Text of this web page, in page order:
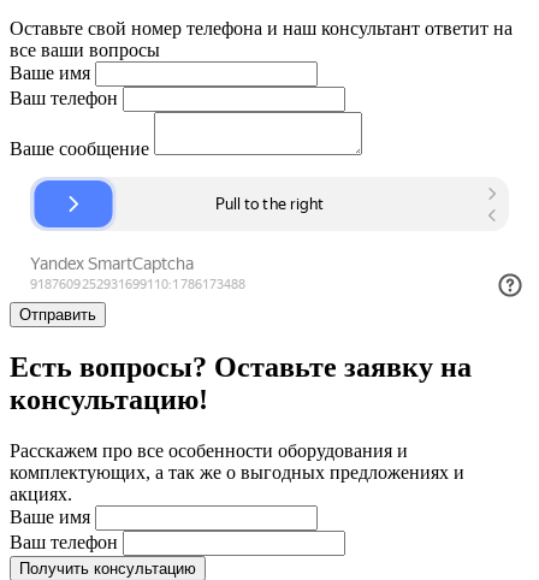
Оставьте свой номер телефона и наш консультант ответит на
все ваши вопросы
Ваше имя
Ваш телефон
Ваше сообщение
Отправить
Есть вопросы? Оставьте заявку на
консультацию!
Расскажем про все особенности оборудования и
комплектующих, а так же о выгодных предложениях и
акциях.
Ваше имя
Ваш телефон
Получить консультацию